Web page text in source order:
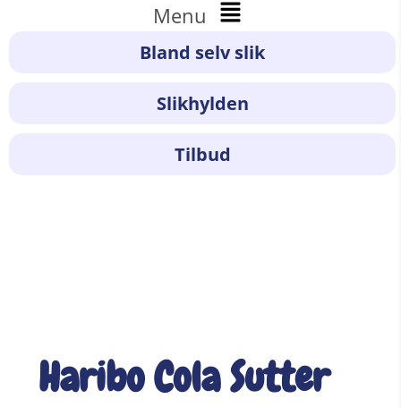
Menu
Bland selv slik
Slikhylden
Tilbud
Haribo Cola Sutter